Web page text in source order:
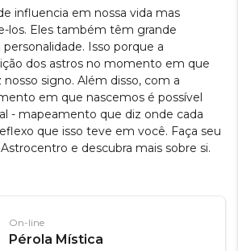
influencia em nossa vida mas
los. Eles também têm grande
Isso porque a
dos astros no momento em que
signo. Além disso, com a
em que nascemos é possível
- mapeamento que diz onde cada
que isso teve em você. Faça seu
e descubra mais sobre si.
On-line
Pérola Mística